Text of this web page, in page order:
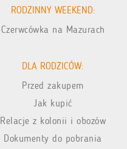
RODZINNY WEEKEND:
Czerwcówka na Mazurach
DLA RODZICÓW:
Przed zakupem
Jak kupić
Relacje z kolonii i obozów
Dokumenty do pobrania